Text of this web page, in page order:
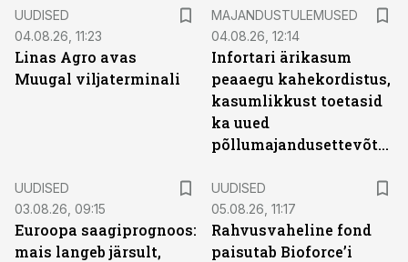
UUDISED
04.08.26, 11:23
Linas Agro avas
Muugal viljaterminali
MAJANDUSTULEMUSED
04.08.26, 12:14
Infortari ärikasum
peaaegu kahekordistus,
kasumlikkust toetasid
ka uued
põllumajandusettevõtted
UUDISED
03.08.26, 09:15
Euroopa saagiprognoos:
mais langeb järsult,
UUDISED
05.08.26, 11:17
Rahvusvaheline fond
paisutab Bioforce’i